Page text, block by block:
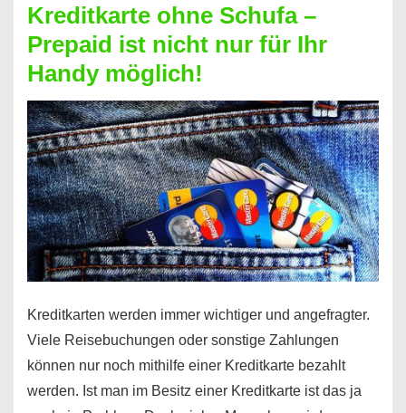
Neueröffnung
trotz
Schufaeintrag
möglich
Kreditkarte ohne Schufa –
Prepaid ist nicht nur für Ihr
Handy möglich!
Kreditkarten werden immer wichtiger und angefragter.
Viele Reisebuchungen oder sonstige Zahlungen
können nur noch mithilfe einer Kreditkarte bezahlt
werden. Ist man im Besitz einer Kreditkarte ist das ja